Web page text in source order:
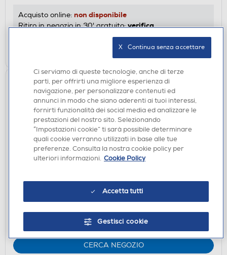
Acquisto online: non disponibile
Ritiro in negozio in 30' gratuito:verifica
CERCA NEGOZIO
DISPONIBILE SOLO IN NEGOZIO
Acquisto online:non disponibile
Ritiro in negozio in 30' gratuito:verifica
CERCA NEGOZIO
Ci serviamo di queste tecnologie, anche di terze
parti, per offrirti una migliore esperienza di
navigazione, per personalizzare contenuti ed
annunci in modo che siano aderenti ai tuoi interessi,
fornirti funzionalità dei social media ed analizzare le
prestazioni del nostro sito. Selezionando
“Impostazioni cookie” ti sarà possibile determinare
quali cookie verranno utilizzati in base alle tue
preferenze. Consulta la nostra cookie policy per
ulteriori informazioni. Cookie Policy
Accetta tutti
Gestisci cookie
X   Continua senza accettare